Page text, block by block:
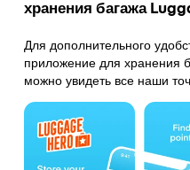
хранения багажа
Для дополнительного
приложение для хранения
можно увидеть все наши